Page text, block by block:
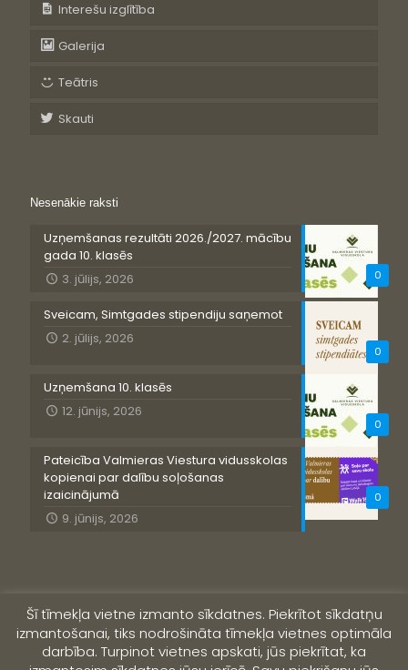
Interešu izglītība
Galerija
Teātris
Skauti
Nesenākie raksti
0
Uzņemšanas rezultāti 2026./2027. mācību
gada 10. klasēs
3. jūlijs, 2026
0
Sveicam, Simtgades stipendiju saņemot
2. jūlijs, 2026
0
Uzņemšana 10. klasēs
12. jūnijs, 2026
0
Pateicība Valmieras Viestura vidusskolas
kopienai par dalību soļošanas
izaicinājumā
9. jūnijs, 2026
Šī tīmekļa vietne izmanto sīkdatnes. Piekrītot sīkdatņu
izmantošanai, tiks nodrošināta tīmekļa vietnes optimāla
darbība. Turpinot vietnes apskati, jūs piekrītat, ka